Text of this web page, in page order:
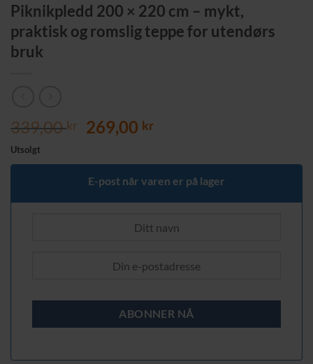
Piknikpledd 200 × 220 cm – mykt,
praktisk og romslig teppe for utendørs
bruk
339,00kr Opprinnelig
var:
339,00 kr.
269,00 krNåværende
er:
269,00 kr.
Utsolgt
E-post når varen er på lager